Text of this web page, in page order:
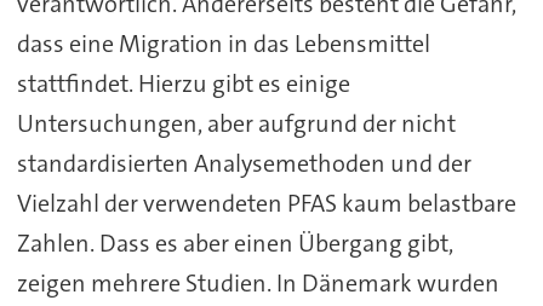
dass eine Migration in das Lebensmittel
stattfindet. Hierzu gibt es einige
Untersuchungen, aber aufgrund der nicht
standardisierten Analysemethoden und der
Vielzahl der verwendeten PFAS kaum belastbare
Zahlen. Dass es aber einen Übergang gibt,
zeigen mehrere Studien. In Dänemark wurden